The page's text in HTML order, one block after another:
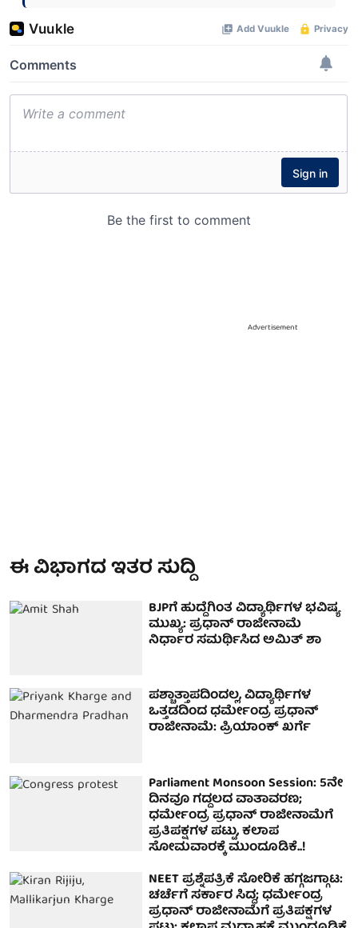
Advertisement
ಈ ವಿಭಾಗದ ಇತರ ಸುದ್ದಿ
BJPಗೆ ಹುದ್ದೆಗಿಂತ ವಿದ್ಯಾರ್ಥಿಗಳ ಭವಿಷ್ಯ
ಮುಖ್ಯ: ಪ್ರಧಾನ್ ರಾಜೀನಾಮೆ
ನಿರ್ಧಾರ ಸಮರ್ಥಿಸಿದ ಅಮಿತ್ ಶಾ
ಪಶ್ಚಾತ್ತಾಪದಿಂದಲ್ಲ, ವಿದ್ಯಾರ್ಥಿಗಳ
ಒತ್ತಡದಿಂದ ಧರ್ಮೇಂದ್ರ ಪ್ರಧಾನ್
ರಾಜೀನಾಮೆ: ಪ್ರಿಯಾಂಕ್ ಖರ್ಗೆ
Parliament Monsoon Session: 5ನೇ
ದಿನವೂ ಗದ್ದಲದ ವಾತಾವರಣ;
ಧರ್ಮೇಂದ್ರ ಪ್ರಧಾನ್ ರಾಜೀನಾಮೆಗೆ
ಪ್ರತಿಪಕ್ಷಗಳ ಪಟ್ಟು, ಕಲಾಪ
ಸೋಮವಾರಕ್ಕೆ ಮುಂದೂಡಿಕೆ..!
NEET ಪ್ರಶ್ನೆಪತ್ರಿಕೆ ಸೋರಿಕೆ ಹಗ್ಗಜಗ್ಗಾಟ:
ಚರ್ಚೆಗೆ ಸರ್ಕಾರ ಸಿದ್ಧ; ಧರ್ಮೇಂದ್ರ
ಪ್ರಧಾನ್ ರಾಜೀನಾಮೆಗೆ ಪ್ರತಿಪಕ್ಷಗಳ